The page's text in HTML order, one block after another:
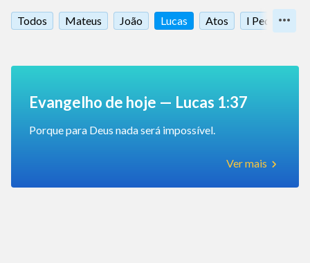
Todos Mateus João Lucas Atos I Pedro
Evangelho de hoje — Lucas 1:37
Porque para Deus nada será impossível.
Ver mais